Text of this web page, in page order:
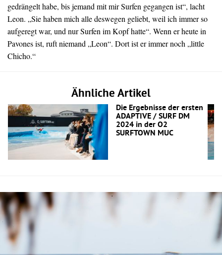
gedrängelt habe, bis jemand mit mir Surfen gegangen ist“, lacht
Leon. „Sie haben mich alle deswegen geliebt, weil ich immer so
aufgeregt war, und nur Surfen im Kopf hatte“. Wenn er heute in
Pavones ist, ruft niemand „Leon“. Dort ist er immer noch „little
Chicho.“
Ähnliche Artikel
Die Ergebnisse der ersten
ADAPTIVE / SURF DM
2024 in der O2
SURFTOWN MUC